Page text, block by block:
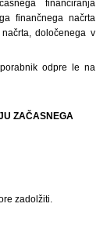
financiranja
finančnega načrta
določenega v
odpre le na
ZAČASNEGA
zadolžiti.